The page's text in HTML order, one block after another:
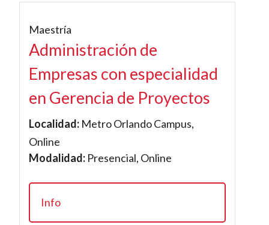
Maestría
Administración de
Empresas con especialidad
en Gerencia de Proyectos
Localidad: Metro Orlando Campus,
Online
Modalidad: Presencial, Online
Info